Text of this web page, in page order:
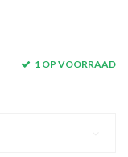
1 OP VOORRAAD